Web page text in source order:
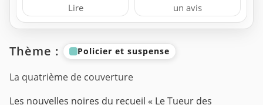
Lire un avis
Thème : Policier et suspense
La quatrième de couverture
Les nouvelles noires du recueil « Le Tueur des